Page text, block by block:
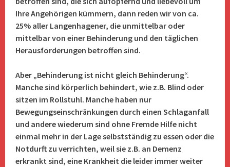
Ihre Angehörigen kümmern, dann reden wir von ca.
25% aller Langenhagener, die unmittelbar oder
mittelbar von einer Behinderung und den täglichen
Herausforderungen betroffen sind.
Aber „Behinderung ist nicht gleich Behinderung“.
Manche sind körperlich behindert, wie z.B. Blind oder
sitzen im Rollstuhl. Manche haben nur
Bewegungseinschränkungen durch einen Schlaganfall
und andere wiederum sind ohne Fremde Hilfe nicht
einmal mehr in der Lage selbstständig zu essen oder die
Notdurft zu verrichten, weil sie z.B. an Demenz
erkrankt sind, eine Krankheit die leider immer weiter